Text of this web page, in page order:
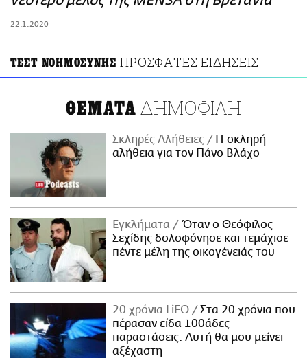
22.1.2020
ΤΕΣΤ ΝΟΗΜΟΣΥΝΗΣ ΠΡΟΣΦΑΤΕΣ ΕΙΔΗΣΕΙΣ
ΘΕΜΑΤΑ ΔΗΜΟΦΙΛΗ
Σκληρές Αλήθειες
H σκληρή
αλήθεια για τον Πάνο Βλάχο
Εγκλήματα
Όταν ο Θεόφιλος
Σεχίδης δολοφόνησε και τεμάχισε
πέντε μέλη της οικογένειάς του
20 χρόνια LiFO
Στα 20 χρόνια που
πέρασαν είδα 100άδες
παραστάσεις. Αυτή θα μου μείνει
αξέχαστη